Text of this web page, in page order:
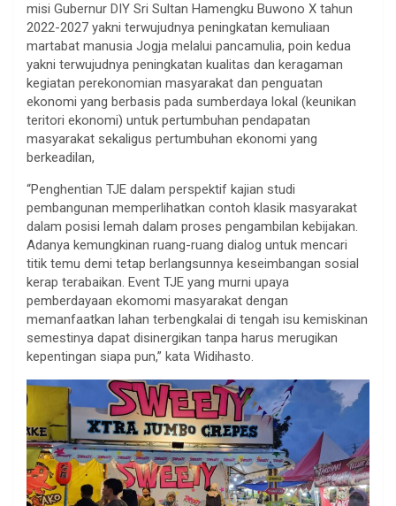
misi Gubernur DIY Sri Sultan Hamengku Buwono X tahun
2022-2027 yakni terwujudnya peningkatan kemuliaan
martabat manusia Jogja melalui pancamulia, poin kedua
yakni terwujudnya peningkatan kualitas dan keragaman
kegiatan perekonomian masyarakat dan penguatan
ekonomi yang berbasis pada sumberdaya lokal (keunikan
teritori ekonomi) untuk pertumbuhan pendapatan
masyarakat sekaligus pertumbuhan ekonomi yang
berkeadilan,
“Penghentian TJE dalam perspektif kajian studi
pembangunan memperlihatkan contoh klasik masyarakat
dalam posisi lemah dalam proses pengambilan kebijakan.
Adanya kemungkinan ruang-ruang dialog untuk mencari
titik temu demi tetap berlangsunnya keseimbangan sosial
kerap terabaikan. Event TJE yang murni upaya
pemberdayaan ekomomi masyarakat dengan
memanfaatkan lahan terbengkalai di tengah isu kemiskinan
semestinya dapat disinergikan tanpa harus merugikan
kepentingan siapa pun,” kata Widihasto.